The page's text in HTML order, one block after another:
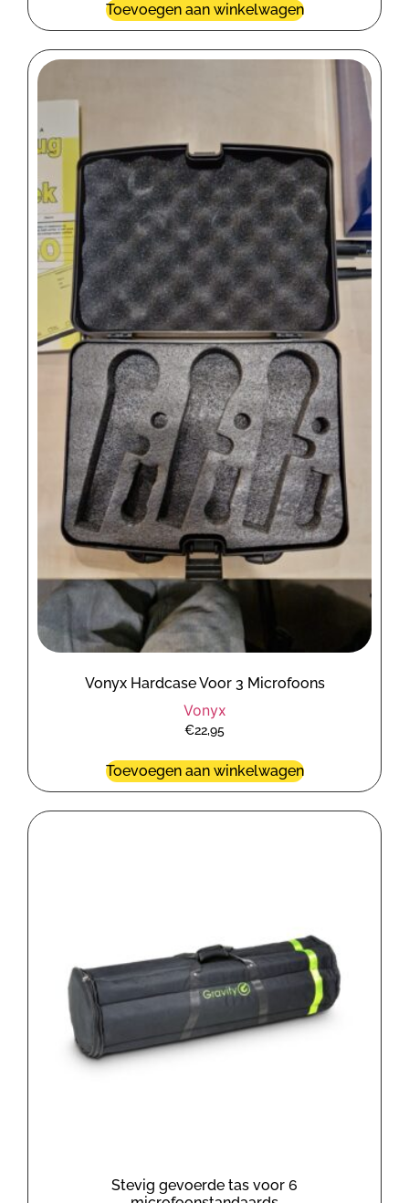
Toevoegen aan winkelwagen
Vonyx Hardcase Voor 3 Microfoons
Vonyx
€22,95
Toevoegen aan winkelwagen
Stevig gevoerde tas voor 6